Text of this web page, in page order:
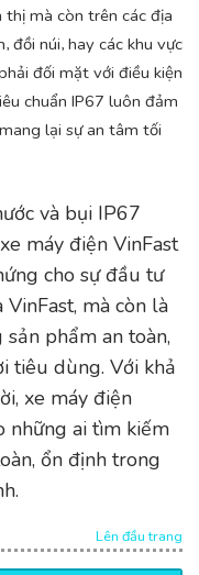
mà còn trên các địa
đồi núi, hay các khu vực
đối mặt với điều kiện
chuẩn IP67 luôn đảm
lại sự an tâm tối
và bụi IP67
máy điện VinFast
cho sự đầu tư
mà còn là
phẩm an toàn,
tiêu dùng. Với khả
xe máy điện
những ai tìm kiếm
ổn định trong
Lên đầu trang